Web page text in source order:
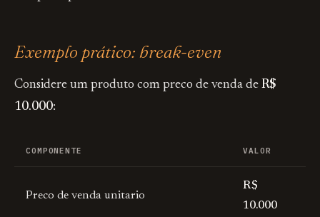
Exemplo prático: break-even
Considere um produto com preco de venda de R$
10.000:
COMPONENTE VALOR
Preco de venda unitario
R$
10.000